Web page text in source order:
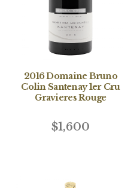
2016 Domaine Bruno
Colin Santenay 1er Cru
Gravieres Rouge
$1,600